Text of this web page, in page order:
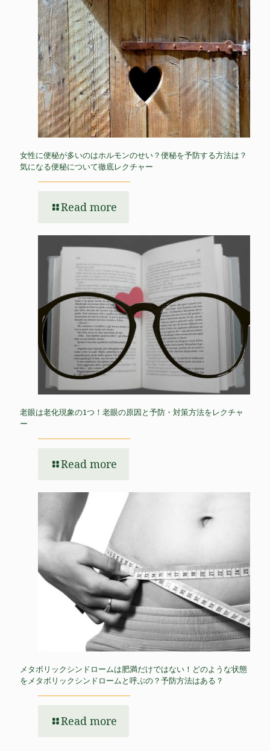
女性に便秘が多いのはホルモンのせい？便秘を予防する方法は？
気になる便秘について徹底レクチャー
Read more
老眼は老化現象の1つ！老眼の原因と予防・対策方法をレクチャ
ー
Read more
メタボリックシンドロームは肥満だけではない！どのような状態
をメタボリックシンドロームと呼ぶの？予防方法はある？
Read more